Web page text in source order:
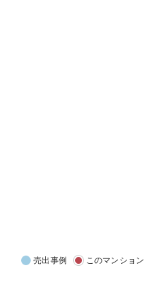
売出事例 このマンション